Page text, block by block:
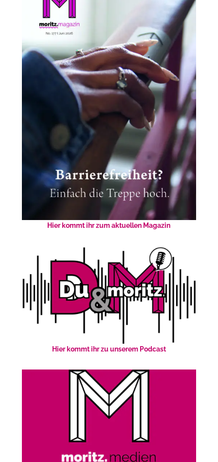
Hier kommt ihr zum aktuellen Magazin
Hier kommt ihr zu unserem Podcast